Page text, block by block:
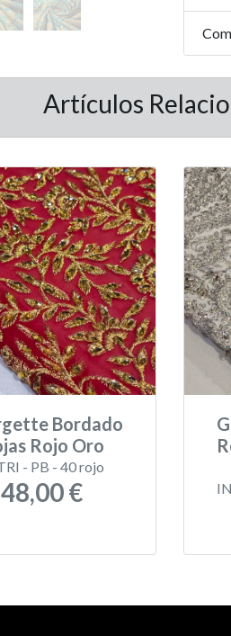
Artículos
Bordado
Rojo Oro
- PB - 40 rojo
48,00 €